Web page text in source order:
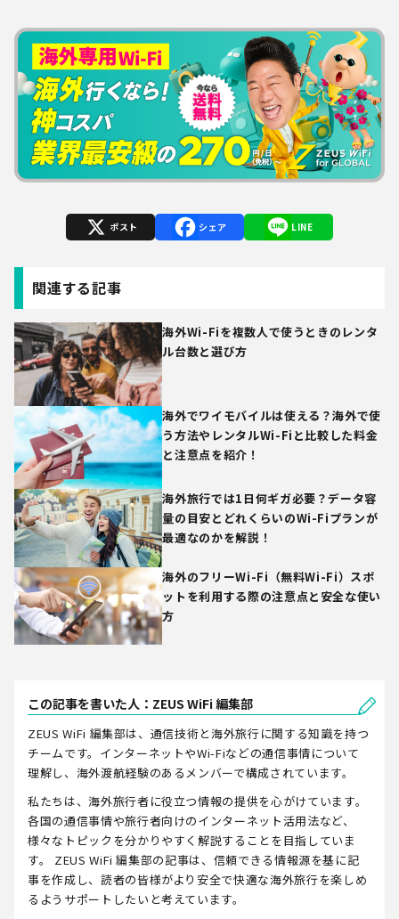
X FacebookLine
関連する記事
海外Wi-Fiを複数人で使うときのレンタ
ル台数と選び方
海外でワイモバイルは使える？海外で使
う方法やレンタルWi-Fiと比較した料金
と注意点を紹介！
海外旅行では1日何ギガ必要？データ容
量の目安とどれくらいのWi-Fiプランが
最適なのかを解説！
海外のフリーWi-Fi（無料Wi-Fi）スポ
ットを利用する際の注意点と安全な使い
方
この記事を書いた人：ZEUS WiFi 編集部
ZEUS WiFi 編集部は、通信技術と海外旅行に関する知識を持つ
チームです。インターネットやWi-Fiなどの通信事情について
理解し、海外渡航経験のあるメンバーで構成されています。
私たちは、海外旅行者に役立つ情報の提供を心がけています。
各国の通信事情や旅行者向けのインターネット活用法など、
様々なトピックを分かりやすく解説することを目指していま
す。 ZEUS WiFi 編集部の記事は、信頼できる情報源を基に記
事を作成し、読者の皆様がより安全で快適な海外旅行を楽しめ
るようサポートしたいと考えています。